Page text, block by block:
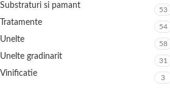
Substraturi si pamant 53
Tratamente 54
Unelte 58
Unelte gradinarit 31
Vinificatie 3